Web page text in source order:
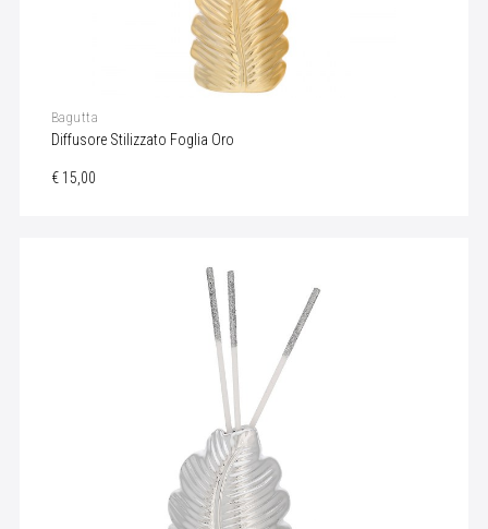
Bagutta
Diffusore Stilizzato Foglia Oro
€ 15,00